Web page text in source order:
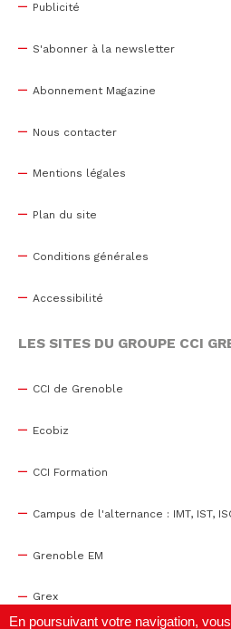
Publicité
S'abonner à la newsletter
Abonnement Magazine
Nous contacter
Mentions légales
Plan du site
Conditions générales
Accessibilité
LES SITES DU GROUPE CCI
CCI de Grenoble
Ecobiz
CCI Formation
Campus de l'alternance : IMT, IST,
Grenoble EM
Grex
En poursuivant votre navigation,